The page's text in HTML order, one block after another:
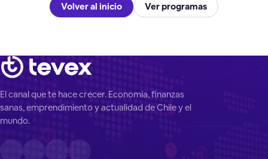
Volver al inicio Ver programas
El canal que te hace crecer. Economía, finanzas
sanas, emprendimiento y actualidad de Chile y el
mundo.